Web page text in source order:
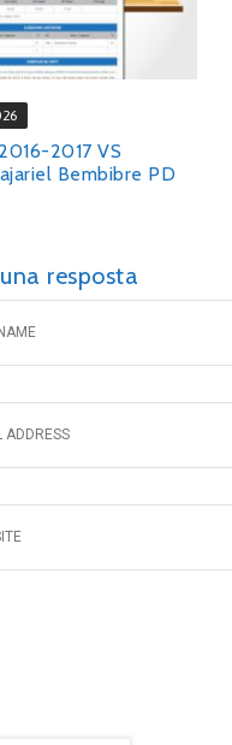
2017 VS
Bembibre PD
resposta